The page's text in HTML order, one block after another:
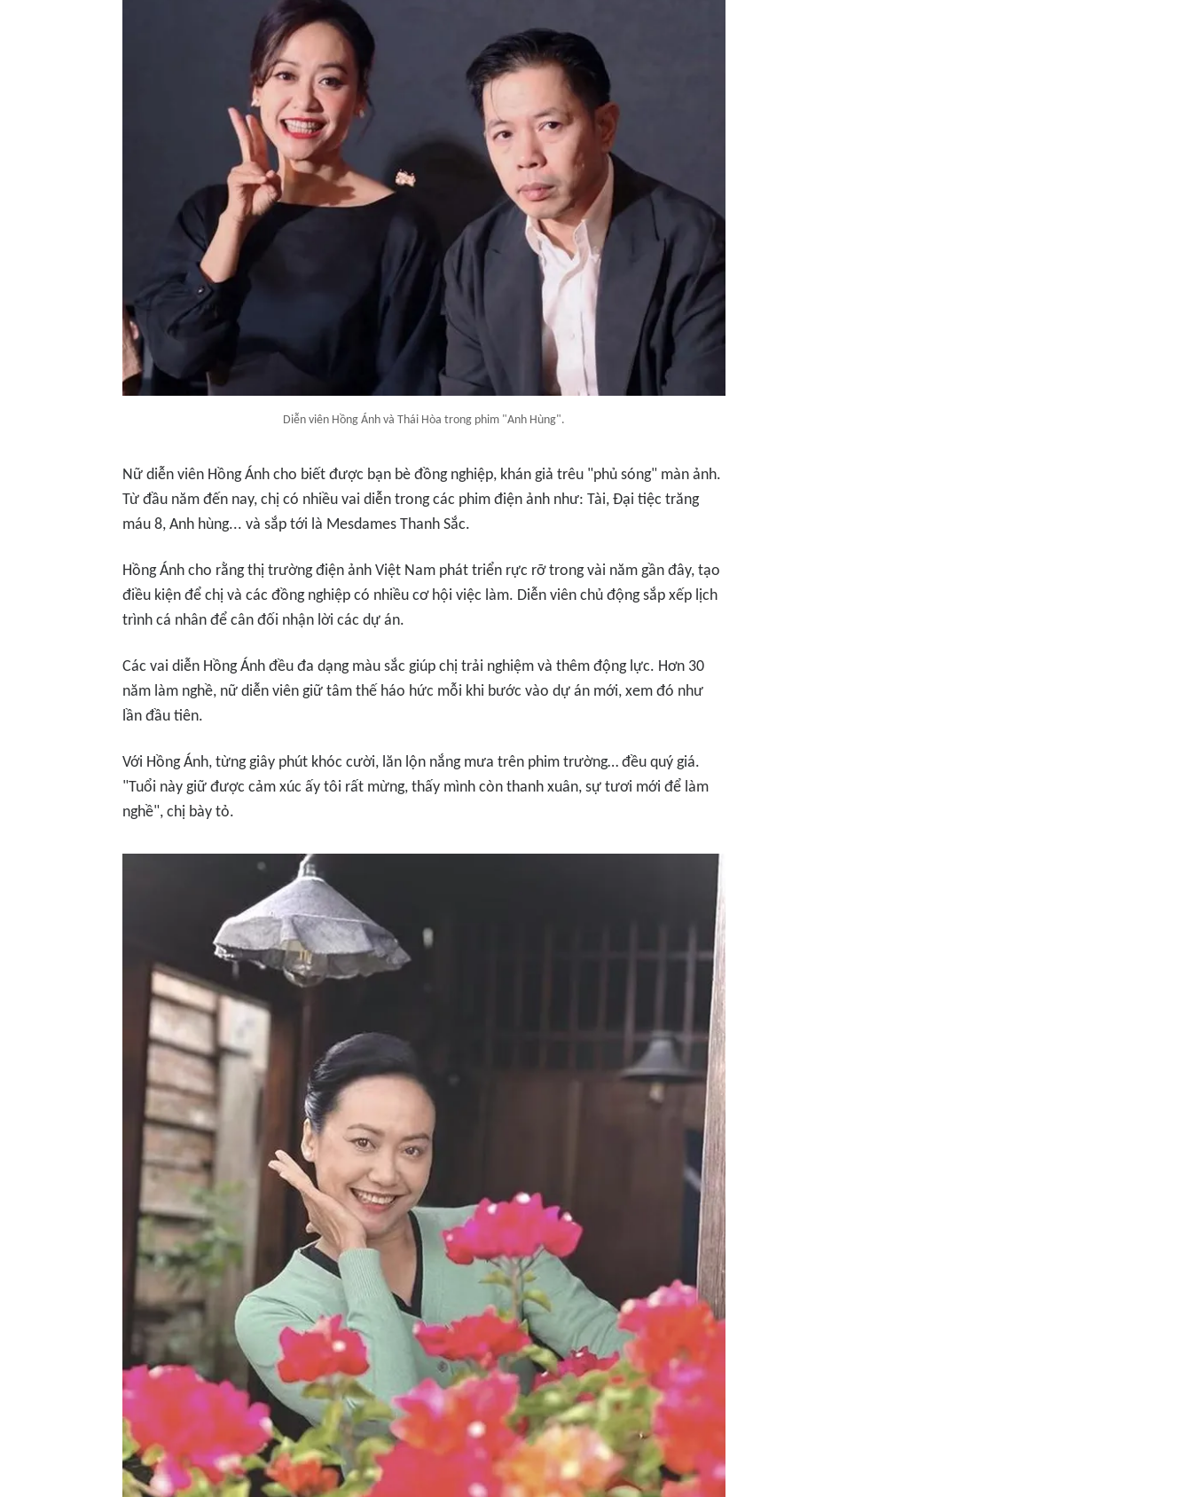
Diễn viên Hồng Ánh và Thái Hòa trong phim "Anh Hùng".
Nữ diễn viên Hồng Ánh cho biết được bạn bè đồng nghiệp, khán giả trêu "phủ sóng" màn ảnh.
Từ đầu năm đến nay, chị có nhiều vai diễn trong các phim điện ảnh như: Tài, Đại tiệc trăng
máu 8, Anh hùng... và sắp tới là Mesdames Thanh Sắc.
Hồng Ánh cho rằng thị trường điện ảnh Việt Nam phát triển rực rỡ trong vài năm gần đây, tạo
điều kiện để chị và các đồng nghiệp có nhiều cơ hội việc làm. Diễn viên chủ động sắp xếp lịch
trình cá nhân để cân đối nhận lời các dự án.
Các vai diễn Hồng Ánh đều đa dạng màu sắc giúp chị trải nghiệm và thêm động lực. Hơn 30
năm làm nghề, nữ diễn viên giữ tâm thế háo hức mỗi khi bước vào dự án mới, xem đó như
lần đầu tiên.
Với Hồng Ánh, từng giây phút khóc cười, lăn lộn nắng mưa trên phim trường… đều quý giá.
"Tuổi này giữ được cảm xúc ấy tôi rất mừng, thấy mình còn thanh xuân, sự tươi mới để làm
nghề", chị bày tỏ.